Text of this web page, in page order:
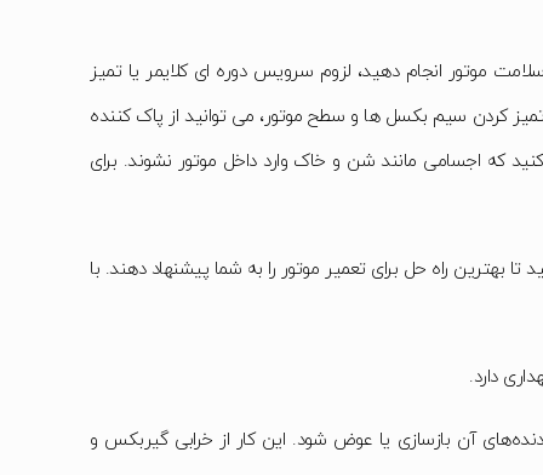
موتور انجام دهید، لزوم سرویس دوره ای کلایمر یا تمیز
کردن سیم بکسل ها و سطح موتور، می توانید از پاک کننده
که اجسامی مانند شن و خاک وارد داخل موتور نشوند. برای
بهترین راه حل برای تعمیر موتور را به شما پیشنهاد دهند. با
دارد.
آن بازسازی یا عوض شود. این کار از خرابی گیربکس و